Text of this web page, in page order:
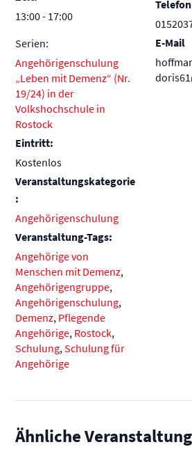
13:00 - 17:00
Serien:
Angehörigenschulung
„Leben mit Demenz“ (Nr.
19/24) in der
Volkshochschule in
Rostock
Eintritt:
Kostenlos
Veranstaltungskategorie
:
Angehörigenschulung
Veranstaltung-Tags:
Angehörige von
Menschen mit Demenz,
Angehörigengruppe,
Angehörigenschulung,
Demenz, Pflegende
Angehörige, Rostock,
Schulung,Schulung für
Angehörige
Telefon
E-Mail
Ähnliche